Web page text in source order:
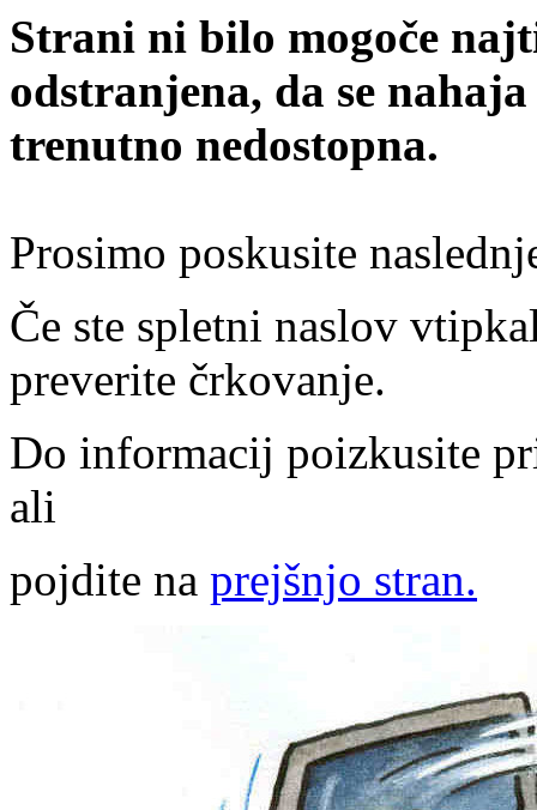
Strani ni bilo mogoče
odstranjena, da se
trenutno nedostopna.
Prosimo poskusite
Če ste spletni naslov
preverite črkovanje.
Do informacij poizkusite
ali
pojdite na prejšnjo stran.